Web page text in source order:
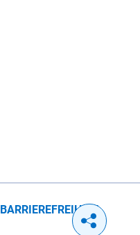
BARRIEREFREIHEIT